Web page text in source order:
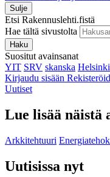
Sulje
Etsi Rakennuslehti.fistä
Hae tältä sivustolta
Haku
Suositut avainsanat
YIT SRV skanska Helsinki
Kirjaudu sisään
Uutiset
Lue lisää näistä
Arkkitehtuuri
Uutisissa nyt